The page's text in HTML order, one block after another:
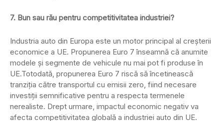
7. Bun sau rău pentru competitivitatea industriei?
Industria auto din Europa este un motor principal al creșterii
economice a UE. Propunerea Euro 7 înseamnă că anumite
modele și segmente de vehicule nu mai pot fi produse în
UE.Totodată, propunerea Euro 7 riscă să încetinească
tranziția către transportul cu emisii zero, fiind necesare
investiții semnificative pentru a respecta termenele
nerealiste. Drept urmare, impactul economic negativ va
afecta competitivitatea globală a industriei auto din UE.